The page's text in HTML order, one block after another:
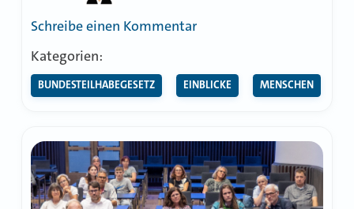
Schreibe einen Kommentarzu
Barrieren
richten
Kategorien:
BUNDESTEILHABEGESETZ EINBLICKE MENSCHEN